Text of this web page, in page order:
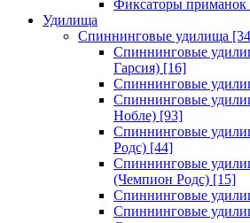
Фиксаторы приманок
Удилища
Спиннинговые удилища
Спиннинговые
Гарсия) [16]
Спиннинговые
Спиннинговые
Нобле) [93]
Спиннинговые
Родс) [44]
Спиннинговые
(Чемпион Родс) [15]
Спиннинговые
Спиннинговые